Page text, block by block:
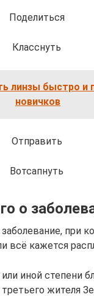
Поделиться
Класснуть
линзы быстро и
новичков
Отправить
Вотсапнуть
о
при
всё кажется
иной степени
жителя